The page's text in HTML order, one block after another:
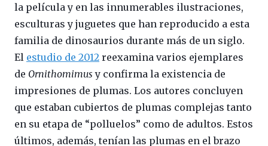
la película y en las innumerables ilustraciones,
esculturas y juguetes que han reproducido a esta
familia de dinosaurios durante más de un siglo.
El estudio de 2012 reexamina varios ejemplares
de Ornithomimus y confirma la existencia de
impresiones de plumas. Los autores concluyen
que estaban cubiertos de plumas complejas tanto
en su etapa de “polluelos” como de adultos. Estos
últimos, además, tenían las plumas en el brazo